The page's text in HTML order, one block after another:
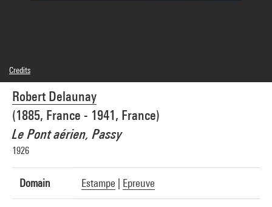
Robert Delaunay
(1885, France - 1941, France)
Le Pont aérien, Passy
1926
Domain Estampe Epreuve
Credits
Domaine public
Photo credits : Centre Pompidou, MNAM-CCI/Cecilia Laulanne/Dist. GrandPalaisRmn
Image reference : 4N99706
Image presentation :GrandPalaisRmnPhoto